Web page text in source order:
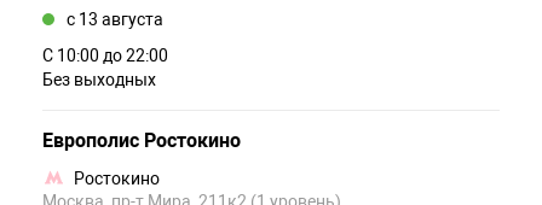
c 13 августа
С 10:00 до 22:00
Без выходных
Европолис Ростокино
Ростокино